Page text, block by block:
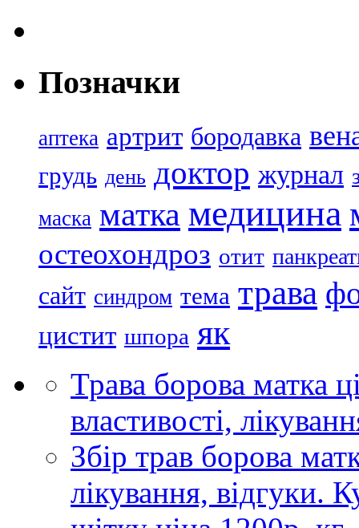
Позначки
аптека артрит бородавка
грудь день доктор журнал
маска матка медицина
остеохондроз отит
сайт синдром тема трава
цистит шпора як
Трава борова матка
властивості,
Збір трав борова
лікування, відгуки.